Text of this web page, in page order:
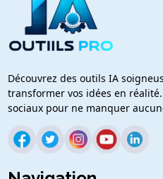
Découvrez des outils IA
transformer vos idées en
sociaux pour ne manquer